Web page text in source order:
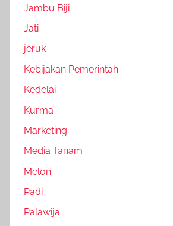
Jambu Biji
Jati
jeruk
Kebijakan Pemerintah
Kedelai
Kurma
Marketing
Media Tanam
Melon
Padi
Palawija